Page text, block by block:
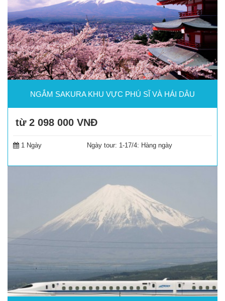
NGẮM SAKURA KHU VỰC PHÚ SĨ VÀ HÁI DÂU
từ 2 098 000 VNĐ
1 Ngày Ngày tour: 1-17/4: Hàng ngày